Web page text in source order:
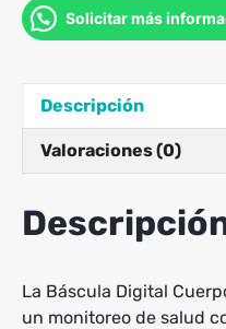
Solicitar más
Descripción
Valoraciones (0)
La Báscula Digital
un monitoreo de salud